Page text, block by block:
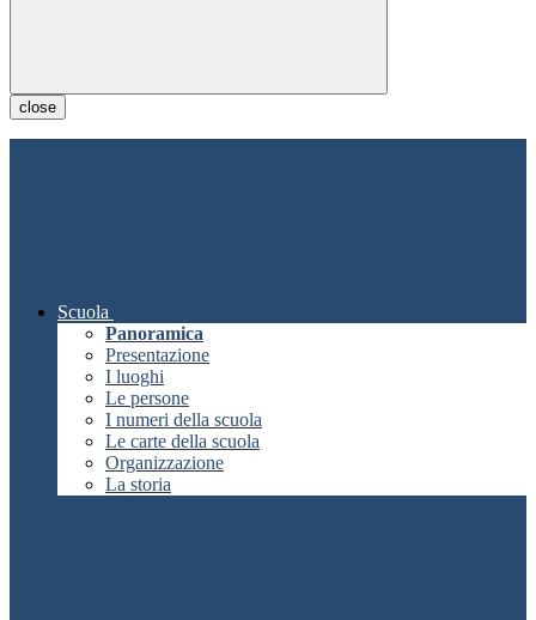
close
Scuola
Panoramica
Presentazione
I luoghi
Le persone
I numeri della scuola
Le carte della scuola
Organizzazione
La storia